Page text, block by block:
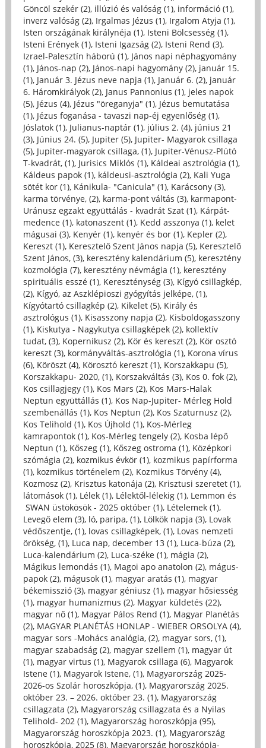
Göncöl szekér (2), illúzió és valóság (1), információ (1),
inverz valóság (2), Irgalmas Jézus (1), Irgalom Atyja (1),
Isten országának királynéja (1), Isteni Bölcsesség (1),
Isteni Erények (1), Isteni Igazság (2), Isteni Rend (3),
Izrael-Palesztín háború (1), János napi néphagyomány
(1), János-nap (2), János-napi hagyomány (2), január 15.
(1), Január 3. Jézus neve napja (1), Január 6. (2), január
6. Háromkirályok (2), Janus Pannonius (1), jeles napok
(5), Jézus (4), Jézus "öreganyja" (1), Jézus bemutatása
(1), Jézus foganása - tavaszi nap-éj egyenlőség (1),
Jóslatok (1), Julianus-naptár (1), július 2. (4), június 21
(3), Június 24. (5), Jupiter (5), Jupiter- Magyarok csillaga
(5), Jupiter-magyarok csillaga, (1), Jupiter-Vénusz-Plútó
T-kvadrát, (1), Jurisics Miklós (1), Káldeai asztrológia (1),
Káldeus papok (1), káldeusi-asztrológia (2), Kali Yuga
sötét kor (1), Kánikula- "Canicula" (1), Karácsony (3),
karma törvénye, (2), karma-pont váltás (3), karmapont-
Uránusz egzakt együttálás - kvadrát Szat (1), Kárpát-
medence (1), katonaszent (1), Kedd asszonya (1), kelet
mágusai (3), Kenyér (1), kenyér és bor (1), Kepler (2),
Kereszt (1), Keresztelő Szent János napja (5), Keresztelő
Szent János, (3), keresztény kalendárium (5), keresztény
kozmológia (7), keresztény névmágia (1), keresztény
spirituális esszé (1), Kereszténység (3), Kígyó csillagkép,
(2), Kígyó, az Aszklépioszi gyógyítás jelképe, (1),
Kígyótartó csillagkép (2), Kikelet (5), Király és
asztrológus (1), Kisasszony napja (2), Kisboldogasszony
(1), Kiskutya - Nagykutya csillagképek (2), kollektív
tudat, (3), Kopernikusz (2), Kör és kereszt (2), Kör osztó
kereszt (3), kormányváltás-asztrológia (1), Korona vírus
(6), Köröszt (4), Körosztó kereszt (1), Korszakkapu (5),
Korszakkapu- 2020, (1), Korszakváltás (3), Kos 0. fok (2),
Kos csillagjegy (1), Kos Mars (2), Kos Mars-Halak
Neptun együttállás (1), Kos Nap-Jupiter- Mérleg Hold
szembenállás (1), Kos Neptun (2), Kos Szaturnusz (2),
Kos Telihold (1), Kos Újhold (1), Kos-Mérleg
kamrapontok (1), Kos-Mérleg tengely (2), Kosba lépő
Neptun (1), Kőszeg (1), Kőszeg ostroma (1), Középkori
szómágia (2), kozmikus évkör (1), kozmikus papírforma
(1), kozmikus történelem (2), Kozmikus Törvény (4),
Kozmosz (2), Krisztus katonája (2), Krisztusi szeretet (1),
látomások (1), Lélek (1), Lélektől-lélekig (1), Lemmon és
SWAN üstökösök - 2025 október (1), Lételemek (1),
Levegő elem (3), ló, paripa, (1), Lölkök napja (3), Lovak
védőszentje, (1), lovas csillagképek, (1), Lovas nemzeti
örökség, (1), Luca nap, december 13 (1), Luca-búza (2),
Luca-kalendárium (2), Luca-széke (1), mágia (2),
Mágikus lemondás (1), Magoi apo anatolon (2), mágus-
papok (2), mágusok (1), magyar aratás (1), magyar
békemisszió (3), magyar géniusz (1), magyar hősiesség
(1), magyar humanizmus (2), Magyar küldetés (22),
magyar nő (1), Magyar Pálos Rend (1), Magyar Planétás
(2), MAGYAR PLANÉTÁS HONLAP - WIEBER ORSOLYA (4),
magyar sors -Mohács analógia, (2), magyar sors, (1),
magyar szabadság (2), magyar szellem (1), magyar út
(1), magyar virtus (1), Magyarok csillaga (6), Magyarok
Istene (1), Magyarok Istene, (1), Magyarország 2025-
2026-os Szolár horoszkópja, (1), Magyarország 2025.
október 23. – 2026. október 23. (1), Magyarország
csillagzata (2), Magyarország csillagzata és a Nyilas
Telihold- 202 (1), Magyarország horoszkópja (95),
Magyarország horoszkópja 2023. (1), Magyarország
horoszkópja, 2025 (8), Magyarország horoszkópja-